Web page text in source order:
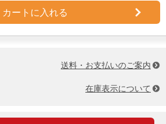
カートに入れる
送料・お支払いのご案内
在庫表示について